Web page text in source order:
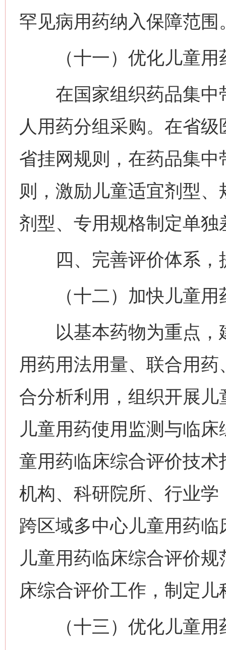
罕见病用药纳入保障范围
（十一）优化儿童用
在国家组织药品集中
人用药分组采购。在省
省挂网规则，在药品集
则，激励儿童适宜剂型
剂型、专用规格制定单独
四、完善评价体系，
（十二）加快儿童用
以基本药物为重点，
用药用法用量、联合用
合分析利用，组织开展
儿童用药使用监测与临
童用药临床综合评价技
机构、科研院所、行业
跨区域多中心儿童用药
儿童用药临床综合评价
床综合评价工作，制定
（十三）优化儿童用